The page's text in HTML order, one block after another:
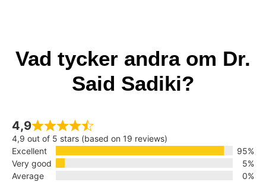
Vad tycker andra om Dr.
Said Sadiki?
4,9
4,9 out of 5 stars (based on 19 reviews)
Excellent
95%
Very good
5%
Average
0%